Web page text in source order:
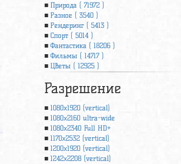
Природа ( 71972 )
Разное ( 3540 )
Рендеринг ( 5413 )
Спорт ( 5014 )
Фантастика ( 18206 )
Фильмы ( 14717 )
Цветы ( 12925 )
Разрешение
1080x1920 (vertical)
1080x2160 ultra-wide
1080x2340 Full HD+
1170x2532 (vertical)
1200x1920 (vertical)
1242x2208 (vertical)